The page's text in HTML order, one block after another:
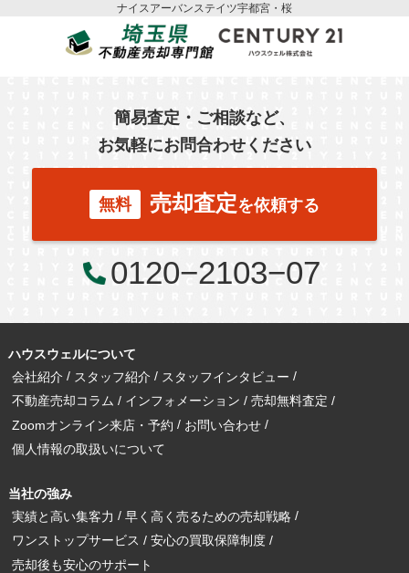
ナイスアーバンステイツ宇都宮・桜
簡易査定・ご相談など、
お気軽にお問合わせください
無料 売却査定を依頼する
0120−2103−07
ハウスウェルについて
会社紹介
スタッフ紹介
スタッフインタビュー
不動産売却コラム
インフォメーション
売却無料査定
Zoomオンライン来店・予約
お問い合わせ
個人情報の取扱いについて
当社の強み
実績と高い集客力
早く高く売るための売却戦略
ワンストップサービス
安心の買取保障制度
売却後も安心のサポート